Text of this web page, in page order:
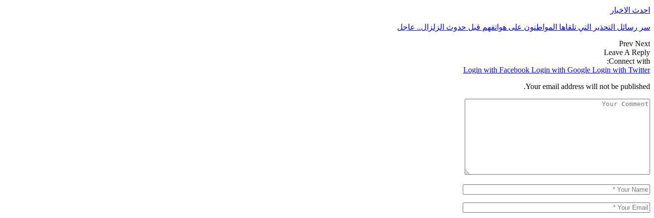
احدث الاخبار
سر رسائل التحذير التي تلقاها المواطنون على هواتفهم قبل حدوث الزلزال.. عاجل
Prev Next
Leave A Reply
Connect with:
Login with Facebook Login with Google Login with Twitter
Your email address will not be published.